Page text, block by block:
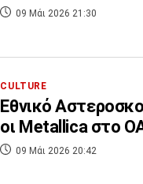
09 Μάι 2026 21:30
CULTURE
Εθνικό
οι Metallica στο
09 Μάι 2026 20:42